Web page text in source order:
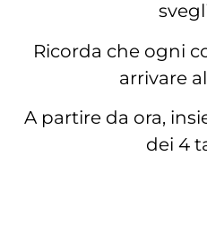
Ricorda che ogni
arrivare
A partire da ora,
dei 4